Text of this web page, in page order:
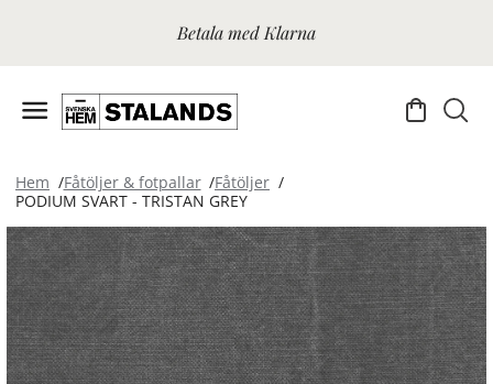
Betala med Klarna
Hem Fåtöljer & fotpallar
Fåtöljer
PODIUM SVART - TRISTAN GREY